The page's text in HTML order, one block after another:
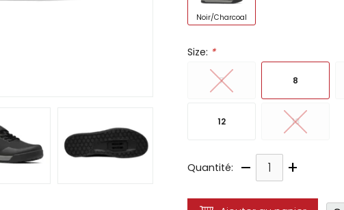
Noir/Charcoal
Size: *
7 8
12 13
Quantité: – +